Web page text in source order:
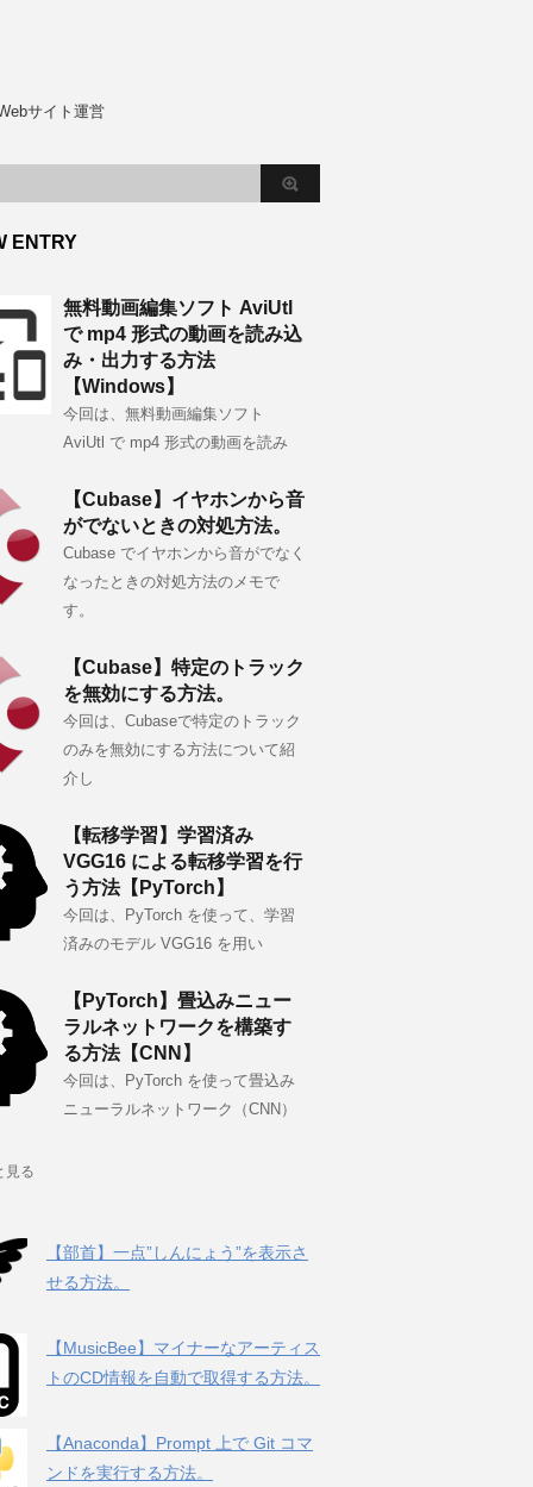
サイト運営
ENTRY
無料動画編集ソフト AviUtl
で mp4 形式の動画を読み込
み・出力する方法
【Windows】
今回は、無料動画編集ソフト
AviUtl で mp4 形式の動画を読み
【Cubase】イヤホンから音
がでないときの対処方法。
Cubase でイヤホンから音がでなく
なったときの対処方法のメモで
す。
【Cubase】特定のトラック
を無効にする方法。
今回は、Cubaseで特定のトラック
のみを無効にする方法について紹
介し
【転移学習】学習済み
VGG16 による転移学習を行
う方法【PyTorch】
今回は、PyTorch を使って、学習
済みのモデル VGG16 を用い
【PyTorch】畳込みニュー
ラルネットワークを構築す
る方法【CNN】
今回は、PyTorch を使って畳込み
ニューラルネットワーク（CNN）
見る
【部首】一点”しんにょう”を表示さ
せる方法。
【MusicBee】マイナーなアーティス
トのCD情報を自動で取得する方法。
【Anaconda】Prompt 上で Git コマ
ンドを実行する方法。